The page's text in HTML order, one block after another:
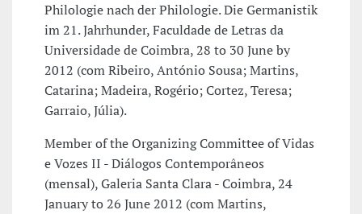
Philologie nach der Philologie. Die Germanistik
im 21. Jahrhunder, Faculdade de Letras da
Universidade de Coimbra, 28 to 30 June by
2012 (com Ribeiro, António Sousa; Martins,
Catarina; Madeira, Rogério; Cortez, Teresa;
Garraio, Júlia).
Member of the Organizing Committee of Vidas
e Vozes II - Diálogos Contemporâneos
(mensal), Galeria Santa Clara - Coimbra, 24
January to 26 June 2012 (com Martins,